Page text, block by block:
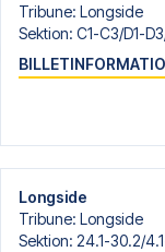
hoteller i
beliggenhed,
et specifikt hotel,
Berlin både med
komplette pakker
sammen med
Tribune: Longside
Sektion: C1-C3/​D1-
Longside
Tribune: Longside
Sektion: 24.1-30.2/​